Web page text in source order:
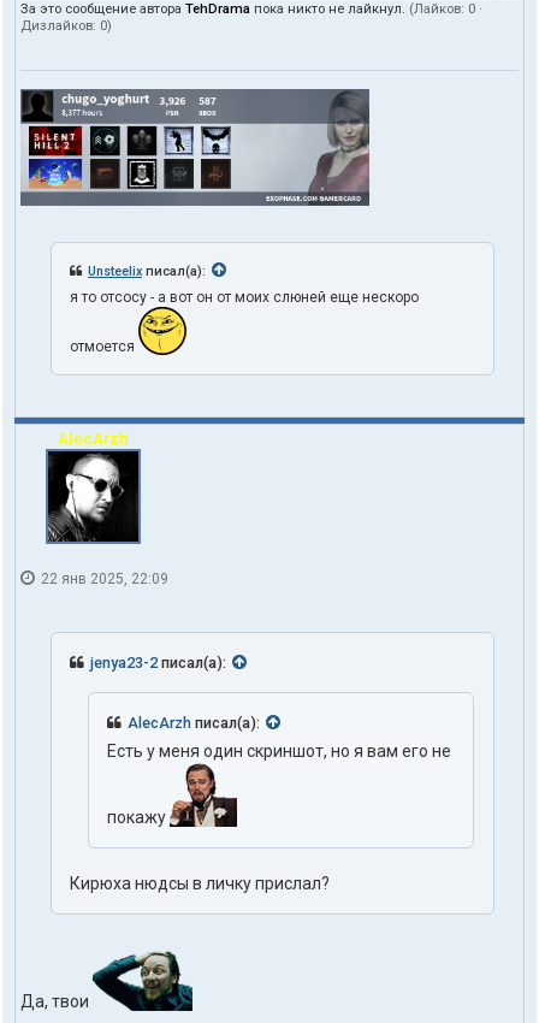
За это сообщение автора TehDrama пока никто не лайкнул. (Лайков: 0 ·
Дизлайков: 0)
Unsteelix писал(а):
я то отсосу - а вот он от моих слюней еще нескоро
отмоется
AlecArzh
22 янв 2025, 22:09
jenya23-2писал(а):
AlecArzh писал(а):
Есть у меня один скриншот, но я вам его не
покажу
Кирюха нюдсы в личку прислал?
Да, твои